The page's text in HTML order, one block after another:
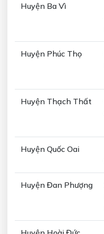
Huyện Ba Vì
Huyện Phúc Thọ
Huyện Thạch Thất
Huyện Quốc Oai
Huyện Đan Phượng